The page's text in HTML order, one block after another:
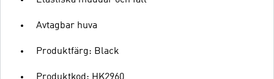
Avtagbar huva
Produktfärg: Black